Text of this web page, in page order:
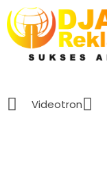
Videotron